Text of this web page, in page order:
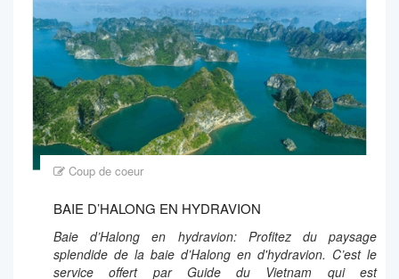
Coup de coeur
BAIE D’HALONG EN HYDRAVION
Baie d’Halong en hydravion: Profitez du paysage
splendide de la baie d’Halong en d'hydravion. C’est le
service offert par Guide du Vietnam qui est